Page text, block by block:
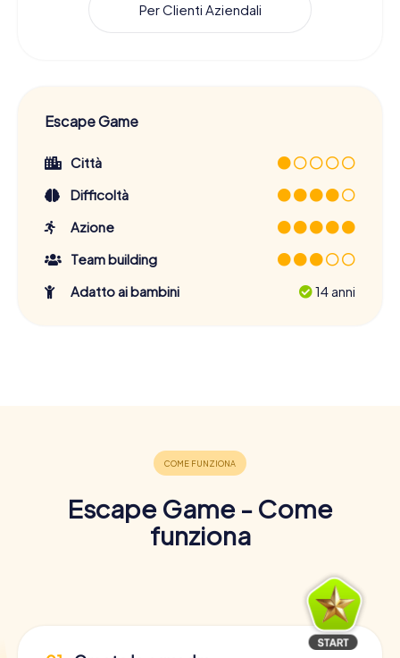
Per Clienti Aziendali
Escape Game
Città
Difficoltà
Azione
Team building
Adatto ai bambini
14 anni
Escape Game - Come
funziona